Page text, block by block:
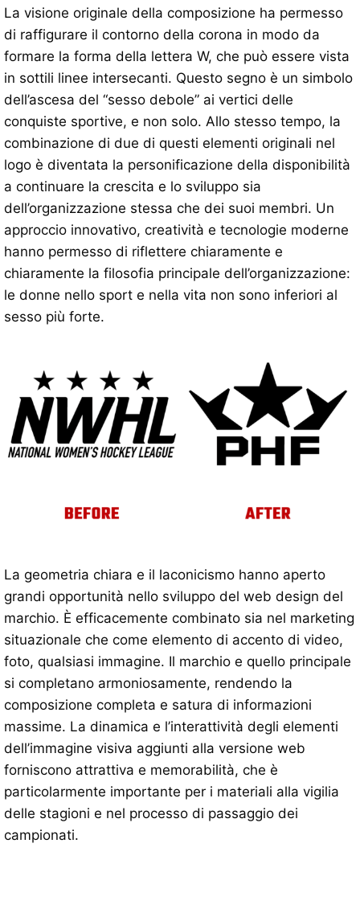
La visione originale della composizione ha permesso
di raffigurare il contorno della corona in modo da
formare la forma della lettera W, che può essere vista
in sottili linee intersecanti. Questo segno è un simbolo
dell’ascesa del “sesso debole” ai vertici delle
conquiste sportive, e non solo. Allo stesso tempo, la
combinazione di due di questi elementi originali nel
logo è diventata la personificazione della disponibilità
a continuare la crescita e lo sviluppo sia
dell’organizzazione stessa che dei suoi membri. Un
approccio innovativo, creatività e tecnologie moderne
hanno permesso di riflettere chiaramente e
chiaramente la filosofia principale dell’organizzazione:
le donne nello sport e nella vita non sono inferiori al
sesso più forte.
La geometria chiara e il laconicismo hanno aperto
grandi opportunità nello sviluppo del web design del
marchio. È efficacemente combinato sia nel marketing
situazionale che come elemento di accento di video,
foto, qualsiasi immagine. Il marchio e quello principale
si completano armoniosamente, rendendo la
composizione completa e satura di informazioni
massime. La dinamica e l’interattività degli elementi
dell’immagine visiva aggiunti alla versione web
forniscono attrattiva e memorabilità, che è
particolarmente importante per i materiali alla vigilia
delle stagioni e nel processo di passaggio dei
campionati.